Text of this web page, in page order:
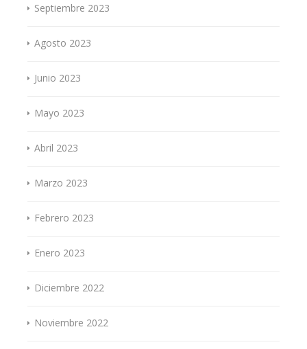
Septiembre 2023
Agosto 2023
Junio 2023
Mayo 2023
Abril 2023
Marzo 2023
Febrero 2023
Enero 2023
Diciembre 2022
Noviembre 2022